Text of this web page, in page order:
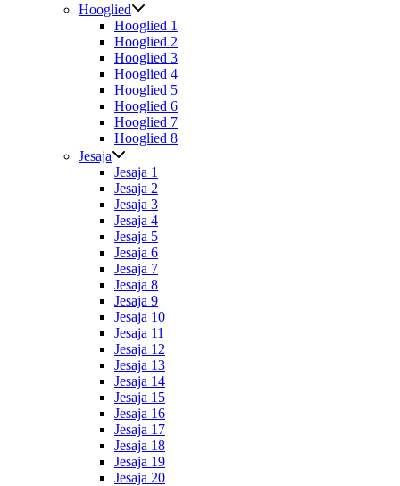
Hooglied
Hooglied 1
Hooglied 2
Hooglied 3
Hooglied 4
Hooglied 5
Hooglied 6
Hooglied 7
Hooglied 8
Jesaja
Jesaja 1
Jesaja 2
Jesaja 3
Jesaja 4
Jesaja 5
Jesaja 6
Jesaja 7
Jesaja 8
Jesaja 9
Jesaja 10
Jesaja 11
Jesaja 12
Jesaja 13
Jesaja 14
Jesaja 15
Jesaja 16
Jesaja 17
Jesaja 18
Jesaja 19
Jesaja 20